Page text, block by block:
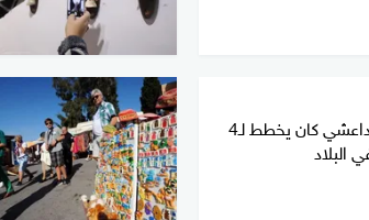
تونس.. توقيف داعشي كان يخطط لـ4
البلاد